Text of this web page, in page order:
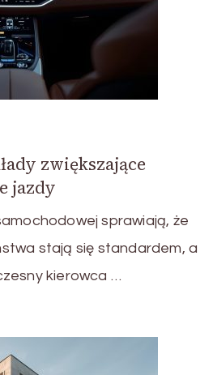
zwiększające
jazdy
sprawiają, że
stają się standardem, a
kierowca …